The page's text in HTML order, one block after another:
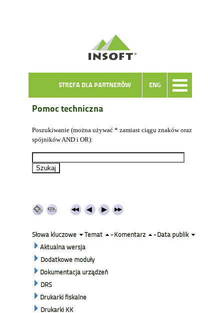
ENG
STREFA DLA PARTNERÓW
Pomoc techniczna
Poszukiwanie (można używać * zamiast ciągu znaków oraz
spójników AND i OR):
Słowa kluczowe Temat -Komentarz -Data publik
Aktualna wersja
Dodatkowe moduły
Dokumentacja urządzeń
DRS
Drukarki fiskalne
Drukarki KK